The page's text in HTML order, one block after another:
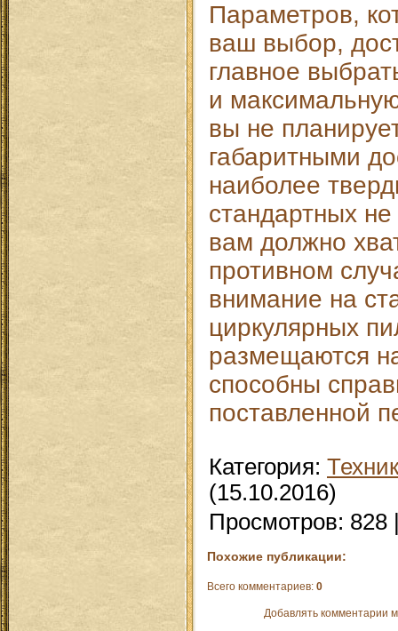
Параметров,
ваш выбор,
главное
и
вы не
габаритными
наиболее
стандартных
вам должно
противном
внимание на
циркулярных
размещаются
способны
поставленной
Категория:
(15.10.2016)
Просмотров: 828
Похожие публикации:
Всего комментариев: 0
Добавлять комментарии